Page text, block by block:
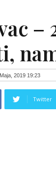
–
2019 19:23
Twitter